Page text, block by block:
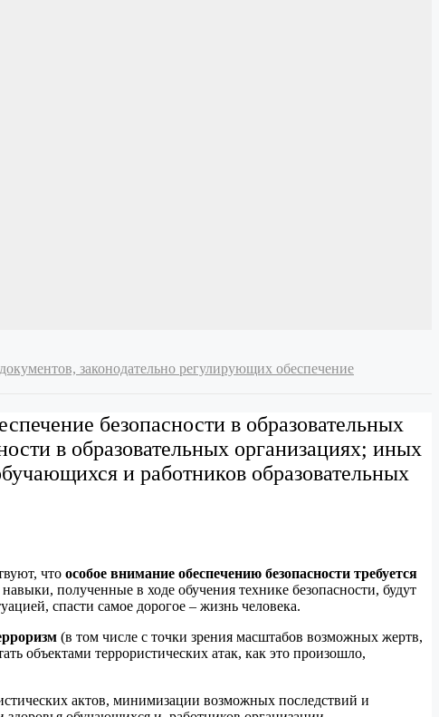
законодательно регулирующих обеспечение
безопасности в образовательных
в образовательных организациях; иных
и работников образовательных
что особое внимание обеспечению безопасности требуется
полученные в ходе обучения технике безопасности, будут
спасти самое дорогое – жизнь человека.
(в том числе с точки зрения масштабов возможных жертв,
объектами террористических атак, как это произошло,
актов, минимизации возможных последствий и